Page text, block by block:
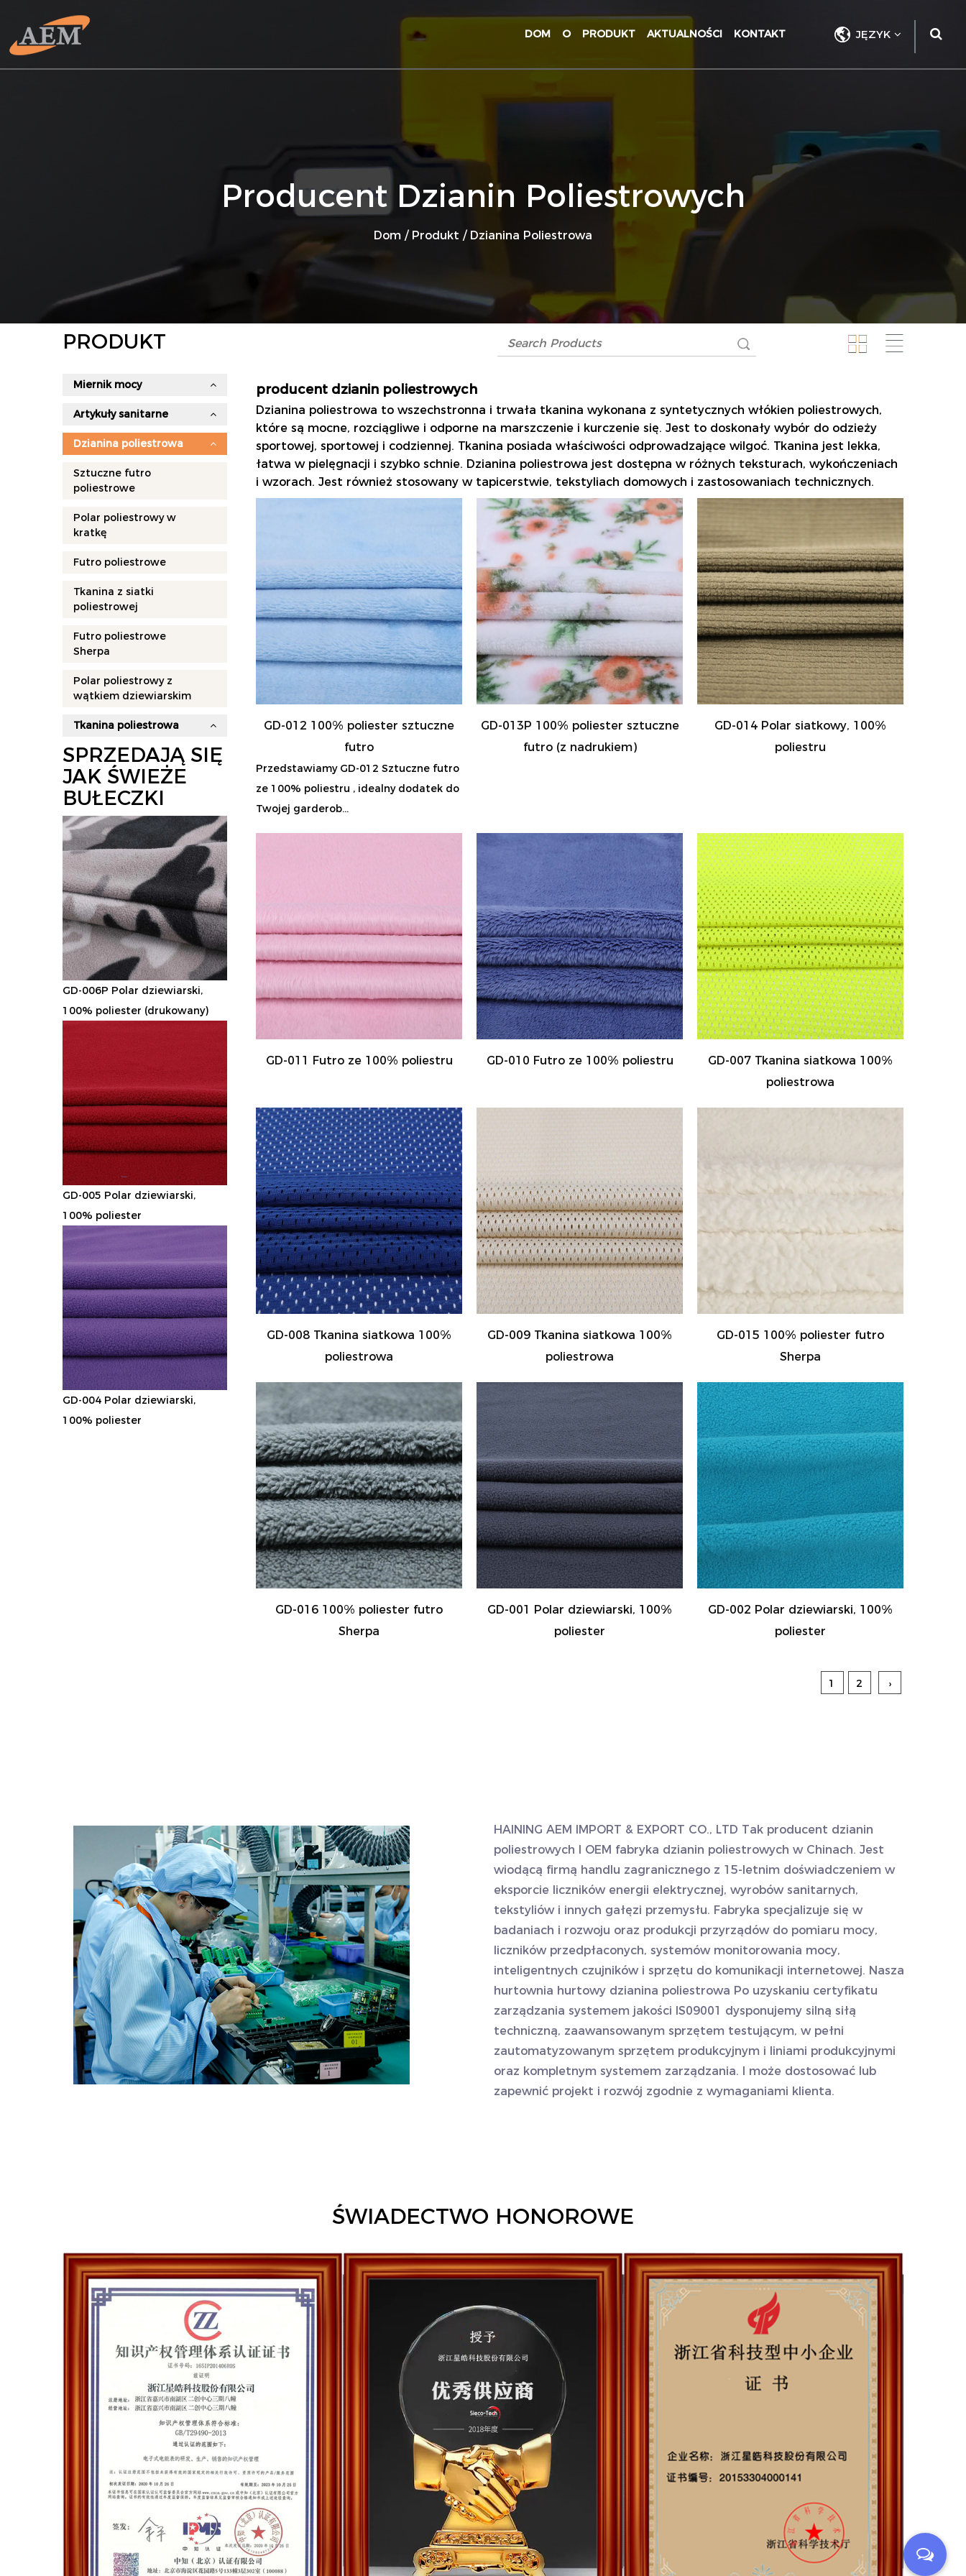
JĘZYK
DOM O PRODUKT AKTUALNOŚCI KONTAKT
Producent Dzianin Poliestrowych
Dom / Produkt / Dzianina Poliestrowa
PRODUKT
Miernik mocy
Artykuły sanitarne
Dzianina poliestrowa
Sztuczne futro
poliestrowe
Polar poliestrowy w
kratkę
Futro poliestrowe
Tkanina z siatki
poliestrowej
Futro poliestrowe
Sherpa
Polar poliestrowy z
wątkiem dziewiarskim
Tkanina poliestrowa
SPRZEDAJĄ SIĘ
JAK ŚWIEŻE
BUŁECZKI
GD-006P Polar dziewiarski,
100% poliester (drukowany)
GD-005 Polar dziewiarski,
100% poliester
GD-004 Polar dziewiarski,
100% poliester
producent dzianin poliestrowych
Dzianina poliestrowa to wszechstronna i trwała tkanina wykonana z syntetycznych włókien poliestrowych,
które są mocne, rozciągliwe i odporne na marszczenie i kurczenie się. Jest to doskonały wybór do odzieży
sportowej, sportowej i codziennej. Tkanina posiada właściwości odprowadzające wilgoć. Tkanina jest lekka,
łatwa w pielęgnacji i szybko schnie. Dzianina poliestrowa jest dostępna w różnych teksturach, wykończeniach
i wzorach. Jest również stosowany w tapicerstwie, tekstyliach domowych i zastosowaniach technicznych.
GD-012 100% poliester sztuczne
futro
Przedstawiamy GD-012 Sztuczne futro
ze 100% poliestru , idealny dodatek do
Twojej garderob...
GD-013P 100% poliester sztuczne
futro (z nadrukiem)
GD-014 Polar siatkowy, 100%
poliestru
GD-011 Futro ze 100% poliestru GD-010 Futro ze 100% poliestru
GD-007 Tkanina siatkowa 100%
poliestrowa
GD-008 Tkanina siatkowa 100%
poliestrowa
GD-009 Tkanina siatkowa 100%
poliestrowa
GD-015 100% poliester futro
Sherpa
GD-016 100% poliester futro
Sherpa
GD-001 Polar dziewiarski, 100%
poliester
GD-002 Polar dziewiarski, 100%
poliester
1 2 ›
HAINING AEM IMPORT & EXPORT CO., LTD Tak producent dzianin
poliestrowych I OEM fabryka dzianin poliestrowych w Chinach. Jest
wiodącą firmą handlu zagranicznego z 15-letnim doświadczeniem w
eksporcie liczników energii elektrycznej, wyrobów sanitarnych,
tekstyliów i innych gałęzi przemysłu. Fabryka specjalizuje się w
badaniach i rozwoju oraz produkcji przyrządów do pomiaru mocy,
liczników przedpłaconych, systemów monitorowania mocy,
inteligentnych czujników i sprzętu do komunikacji internetowej. Nasza
hurtownia hurtowy dzianina poliestrowa Po uzyskaniu certyfikatu
zarządzania systemem jakości IS09001 dysponujemy silną siłą
techniczną, zaawansowanym sprzętem testującym, w pełni
zautomatyzowanym sprzętem produkcyjnym i liniami produkcyjnymi
oraz kompletnym systemem zarządzania. I może dostosować lub
zapewnić projekt i rozwój zgodnie z wymaganiami klienta.
ŚWIADECTWO HONOROWE